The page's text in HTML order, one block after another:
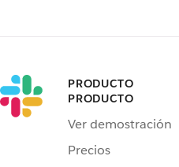
PRODUCTO
PRODUCTO
Ver demostración
Precios